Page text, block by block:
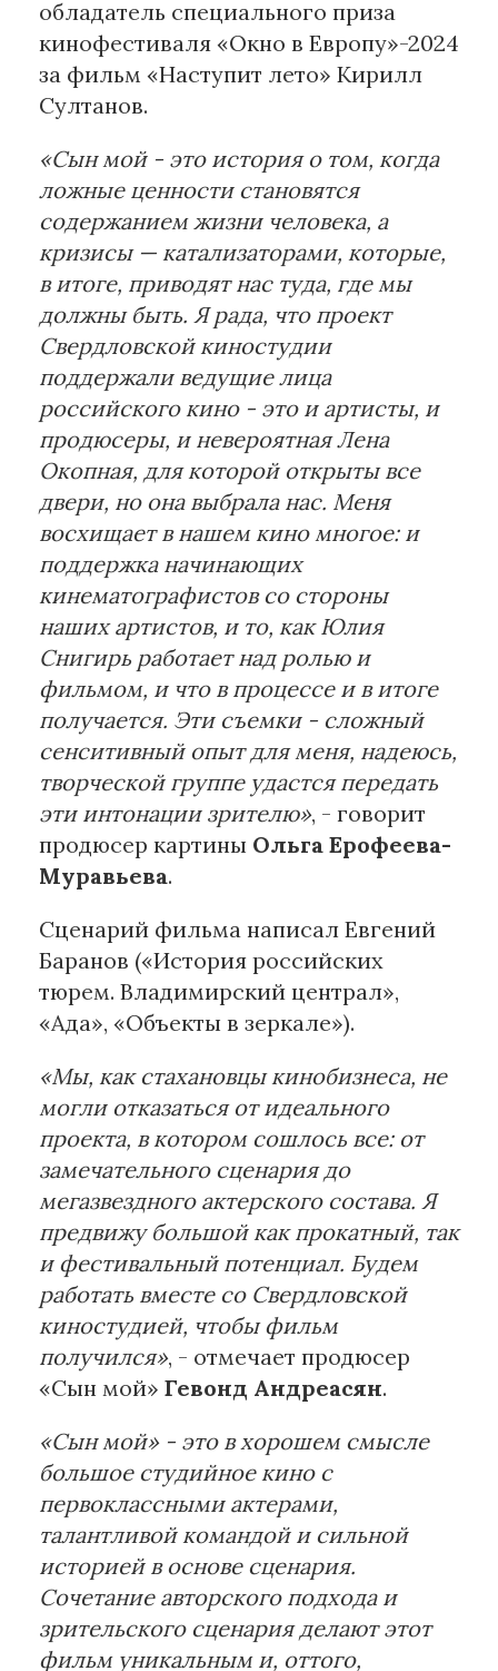
обладатель специального приза
кинофестиваля «Окно в Европу»-2024
за фильм «Наступит лето» Кирилл
Султанов.
«Сын мой - это история о том, когда
ложные ценности становятся
содержанием жизни человека, а
кризисы — катализаторами, которые,
в итоге, приводят нас туда, где мы
должны быть. Я рада, что проект
Свердловской киностудии
поддержали ведущие лица
российского кино - это и артисты, и
продюсеры, и невероятная Лена
Окопная, для которой открыты все
двери, но она выбрала нас. Меня
восхищает в нашем кино многое: и
поддержка начинающих
кинематографистов со стороны
наших артистов, и то, как Юлия
Снигирь работает над ролью и
фильмом, и что в процессе и в итоге
получается. Эти съемки - сложный
сенситивный опыт для меня, надеюсь,
творческой группе удастся передать
эти интонации зрителю», - говорит
продюсер картины Ольга Ерофеева-
Муравьева.
Сценарий фильма написал Евгений
Баранов («История российских
тюрем. Владимирский централ»,
«Ада», «Объекты в зеркале»).
«Мы, как стахановцы кинобизнеса, не
могли отказаться от идеального
проекта, в котором сошлось все: от
замечательного сценария до
мегазвездного актерского состава. Я
предвижу большой как прокатный, так
и фестивальный потенциал. Будем
работать вместе со Свердловской
киностудией, чтобы фильм
получился», - отмечает продюсер
«Сын мой» Гевонд Андреасян.
«Сын мой» - это в хорошем смысле
большое студийное кино с
первоклассными актерами,
талантливой командой и сильной
историей в основе сценария.
Сочетание авторского подхода и
зрительского сценария делают этот
фильм уникальным и, оттого,